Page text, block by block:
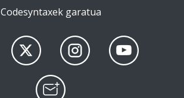
Codesyntaxek garatua